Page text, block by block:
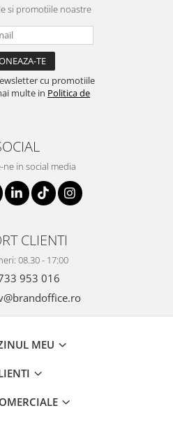
voiaj
si promotiile noastre
cu promotiile
multe in Politica de
ne in social media
CLIENTI
08.30 - 17:00
953 016
MEU